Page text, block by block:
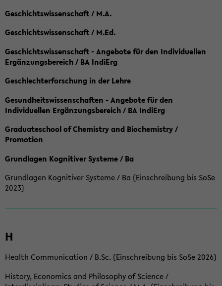
Geschichtswissenschaft / M.A.
Geschichtswissenschaft / M.Ed.
Geschichtswissenschaft - Angebote für den Individuellen
Ergänzungsbereich / BA IndiErg
Geschlechterforschung in der Lehre
Gesundheitswissenschaften - Angebote für den
Individuellen Ergänzungsbereich / BA IndiErg
Graduateschool of Chemistry and Biochemistry /
Promotion
Grundlagen Kognitiver Systeme / Ba
Grundlagen Kognitiver Systeme / Ba (Einschreibung bis SoSe
2023)
H
Health Communication / B.Sc. (Einschreibung bis SoSe 2026)
History, Economics and Philosophy of Science /